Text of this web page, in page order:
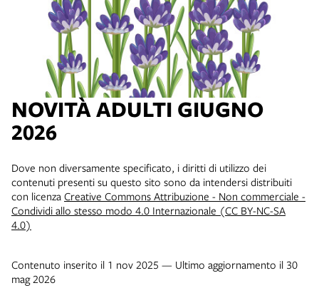
NOVITÀ ADULTI GIUGNO
2026
Dove non diversamente specificato, i diritti di utilizzo dei
contenuti presenti su questo sito sono da intendersi distribuiti
con licenza Creative Commons Attribuzione - Non commerciale -
Condividi allo stesso modo 4.0 Internazionale (CC BY-NC-SA
4.0)
Contenuto inserito il 1 nov 2025 — Ultimo aggiornamento il 30
mag 2026